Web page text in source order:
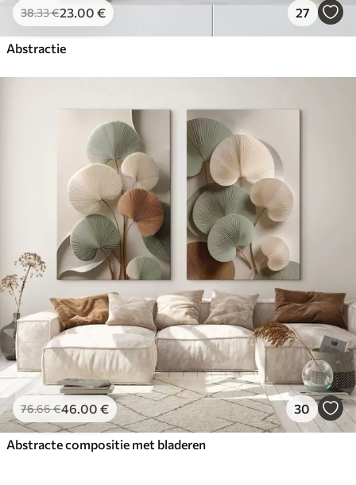
38.33€23.00 € 27
Abstractie
76.66€46.00 € 30
Abstracte compositie met bladeren